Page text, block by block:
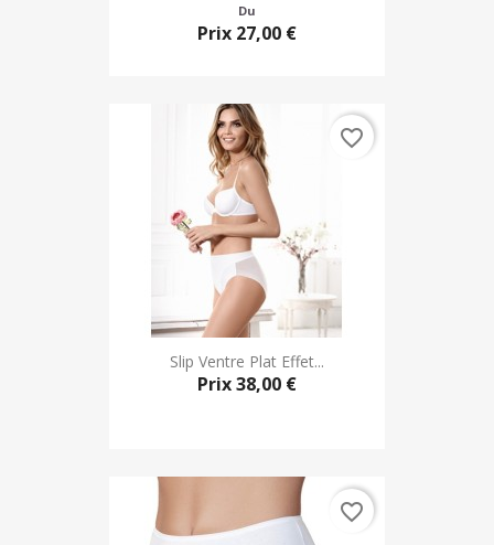
Du
Prix 27,00 €
Slip Ventre Plat Effet...
Prix38,00 €
favorite_border
favorite_border